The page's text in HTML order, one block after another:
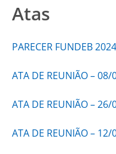
Atas
PARECER FUNDEB 2024
ATA DE REUNIÃO –
ATA DE REUNIÃO –
ATA DE REUNIÃO –